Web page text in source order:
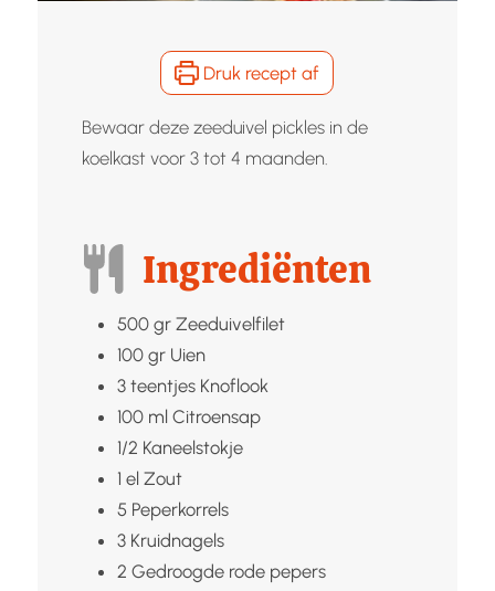
Druk recept af
Bewaar deze zeeduivel pickles in de
koelkast voor 3 tot 4 maanden.
Ingrediënten
500 gr Zeeduivelfilet
100 gr Uien
3 teentjes Knoflook
100 ml Citroensap
1/2 Kaneelstokje
1 el Zout
5 Peperkorrels
3 Kruidnagels
2 Gedroogde rode pepers